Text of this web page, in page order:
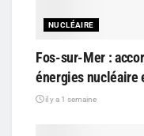
NUCLÉAIRE
Fos-sur-Mer :
énergies nucléaire
il y a 1 semaine